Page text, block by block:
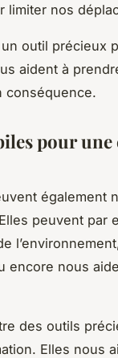
limiter nos
outil précieux
aident à
conséquence.
pour
également
peuvent par
encore nous
des outils
Elles nous